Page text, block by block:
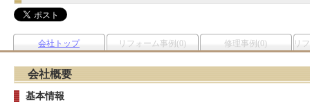
会社トップ リフォーム事例(0) 修理事例(0) リ
会社概要
基本情報